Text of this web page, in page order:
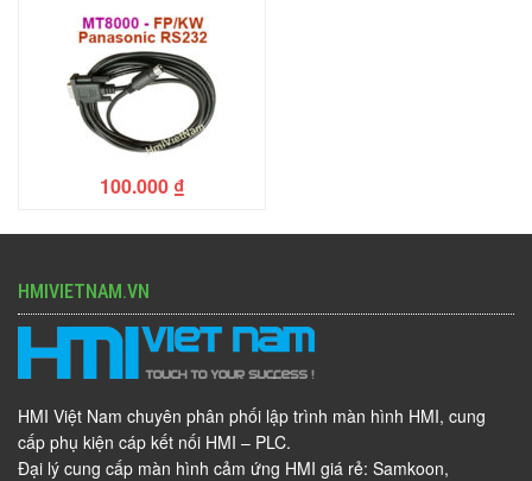
100.000 ₫
HMIVIETNAM.VN
HMI Việt Nam chuyên phân phối lập trình màn hình HMI, cung
cấp phụ kiện cáp kết nối HMI – PLC.
Đại lý cung cấp màn hình cảm ứng HMI giá rẻ: Samkoon,